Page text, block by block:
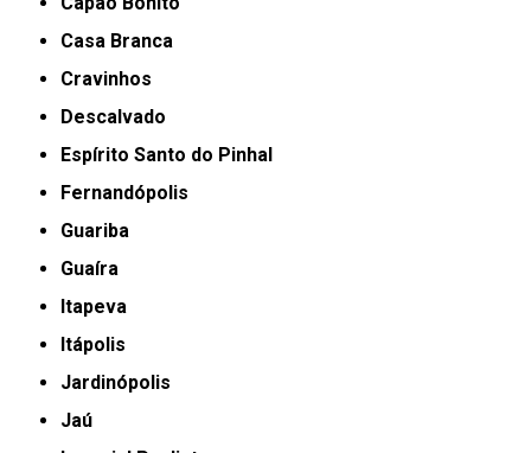
Casa Branca
Cravinhos
Descalvado
Espírito Santo do Pinhal
Fernandópolis
Guariba
Guaíra
Itapeva
Itápolis
Jardinópolis
Jaú